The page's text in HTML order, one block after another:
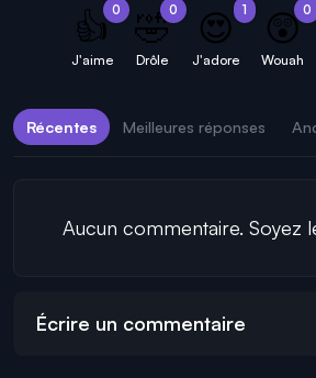
0
👍
J'aime
0
🤣
Drôle
1
😍
J'adore
0
😲
Wouah
Récentes Meilleures réponses
Aucun commentaire. Soyez
Écrire un commentaire